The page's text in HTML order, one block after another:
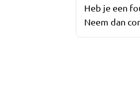
Heb je een
Neem dan